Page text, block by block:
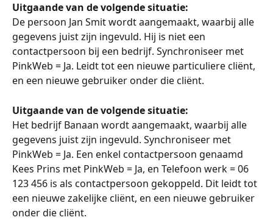
Uitgaande van de volgende situatie:
De persoon Jan Smit wordt aangemaakt, waarbij alle
gegevens juist zijn ingevuld. Hij is niet een
contactpersoon bij een bedrijf. Synchroniseer met
PinkWeb = Ja. Leidt tot een nieuwe particuliere cliënt,
en een nieuwe gebruiker onder die cliënt.
Uitgaande van de volgende situatie:
Het bedrijf Banaan wordt aangemaakt, waarbij alle
gegevens juist zijn ingevuld. Synchroniseer met
PinkWeb = Ja. Een enkel contactpersoon genaamd
Kees Prins met PinkWeb = Ja, en Telefoon werk = 06
123 456 is als contactpersoon gekoppeld. Dit leidt tot
een nieuwe zakelijke cliënt, en een nieuwe gebruiker
onder die cliënt.